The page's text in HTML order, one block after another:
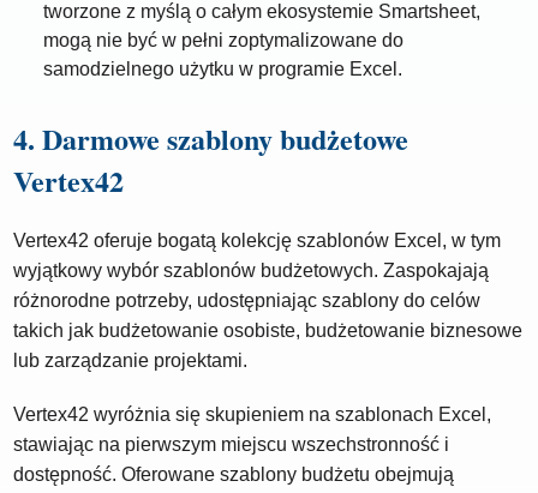
tworzone z myślą o całym ekosystemie Smartsheet,
mogą nie być w pełni zoptymalizowane do
samodzielnego użytku w programie Excel.
4. Darmowe szablony budżetowe
Vertex42
Vertex42 oferuje bogatą kolekcję szablonów Excel, w tym
wyjątkowy wybór szablonów budżetowych. Zaspokajają
różnorodne potrzeby, udostępniając szablony do celów
takich jak budżetowanie osobiste, budżetowanie biznesowe
lub zarządzanie projektami.
Vertex42 wyróżnia się skupieniem na szablonach Excel,
stawiając na pierwszym miejscu wszechstronność i
dostępność. Oferowane szablony budżetu obejmują